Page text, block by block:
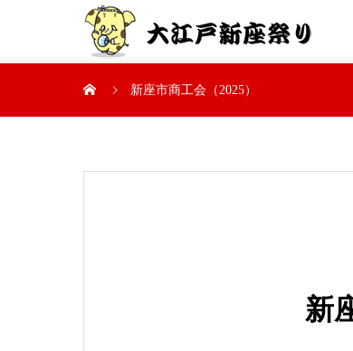
新座市商工会（2025）
新